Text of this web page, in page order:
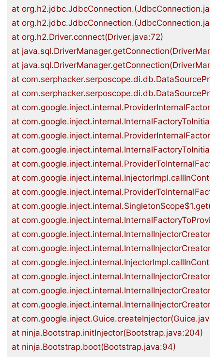
at
at
at org.h2.Driver.connect(Driver.java:72)
at
at
at
at
at
at
at
at
at
at
at
at
at
at
at
at
at
at
at
at
at ninja.Bootstrap.initInjector(Bootstrap.java:204)
at ninja.Bootstrap.boot(Bootstrap.java:94)